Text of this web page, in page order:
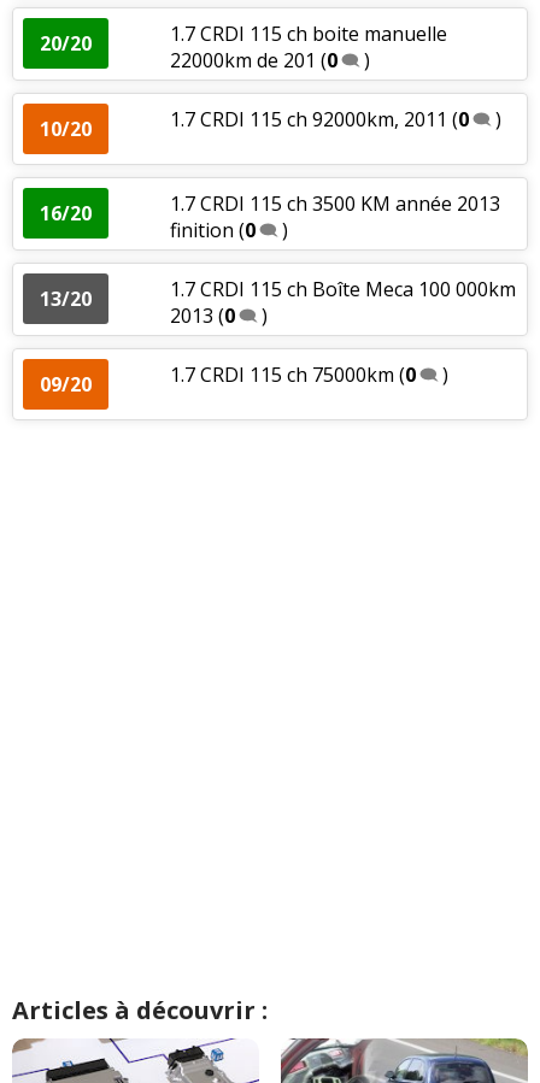
20/20
1.7 CRDI 115 ch boite manuelle
22000km de 201 (0 )
10/20 1.7 CRDI 115 ch 92000km, 2011 (0 )
16/20
1.7 CRDI 115 ch 3500 KM année 2013
finition (0 )
13/20
1.7 CRDI 115 ch Boîte Meca 100 000km
2013 (0 )
09/20 1.7 CRDI 115 ch 75000km (0 )
Articles à découvrir :